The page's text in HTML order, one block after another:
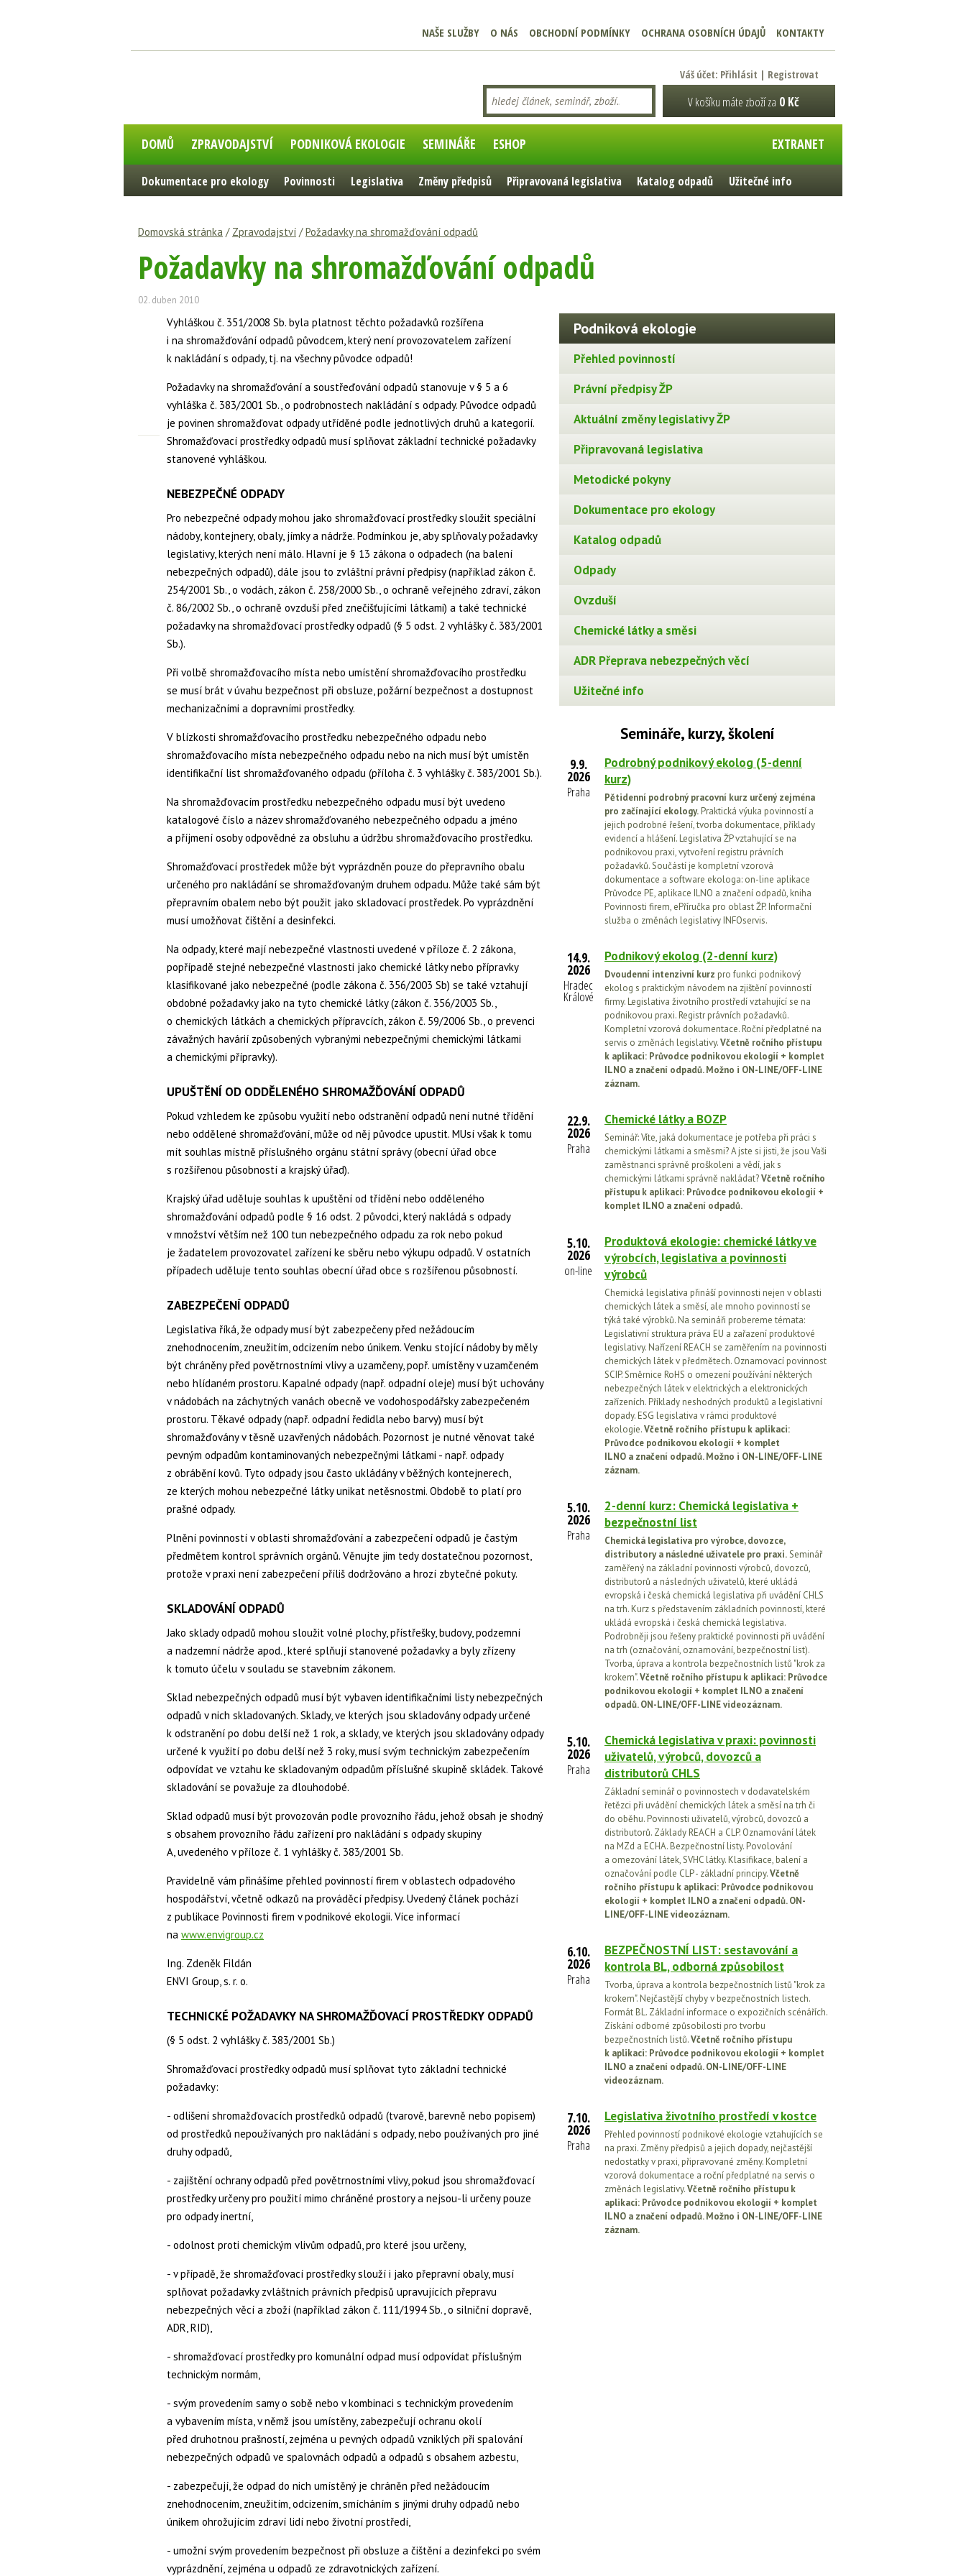
NAŠE SLUŽBY O NÁS OBCHODNÍ PODMÍNKY OCHRANA OSOBNÍCH ÚDAJŮ KONTAKTY
Váš účet: Přihlásit | Registrovat
V košíku máte zboží za 0 Kč
DOMŮ ZPRAVODAJSTVÍ PODNIKOVÁ EKOLOGIE SEMINÁŘE ESHOP EXTRANET
Dokumentace pro ekology Povinnosti Legislativa Změny předpisů Připravovaná legislativa Katalog odpadů Užitečné info
Domovská stránka / Zpravodajství /Požadavky na shromažďování odpadů
Požadavky na shromažďování odpadů
02. duben 2010
Vyhláškou č. 351/2008 Sb. byla platnost těchto požadavků rozšířena
i na shromažďování odpadů původcem, který není provozovatelem zařízení
k nakládání s odpady, tj. na všechny původce odpadů!
Požadavky na shromažďování a soustřeďování odpadů stanovuje v § 5 a 6
vyhláška č. 383/2001 Sb., o podrobnostech nakládání s odpady. Původce odpadů
je povinen shromažďovat odpady utříděné podle jednotlivých druhů a kategorií.
Shromažďovací prostředky odpadů musí splňovat základní technické požadavky
stanovené vyhláškou.
NEBEZPEČNÉ ODPADY
Pro nebezpečné odpady mohou jako shromažďovací prostředky sloužit speciální
nádoby, kontejnery, obaly, jímky a nádrže. Podmínkou je, aby splňovaly požadavky
legislativy, kterých není málo. Hlavní je § 13 zákona o odpadech (na balení
nebezpečných odpadů), dále jsou to zvláštní právní předpisy (například zákon č.
254/2001 Sb., o vodách, zákon č. 258/2000 Sb., o ochraně veřejného zdraví, zákon
č. 86/2002 Sb., o ochraně ovzduší před znečišťujícími látkami) a také technické
požadavky na shromažďovací prostředky odpadů (§ 5 odst. 2 vyhlášky č. 383/2001
Sb.).
Při volbě shromažďovacího místa nebo umístění shromažďovacího prostředku
se musí brát v úvahu bezpečnost při obsluze, požární bezpečnost a dostupnost
mechanizačními a dopravními prostředky.
V blízkosti shromažďovacího prostředku nebezpečného odpadu nebo
shromažďovacího místa nebezpečného odpadu nebo na nich musí být umístěn
identifikační list shromažďovaného odpadu (příloha č. 3 vyhlášky č. 383/2001 Sb.).
Na shromažďovacím prostředku nebezpečného odpadu musí být uvedeno
katalogové číslo a název shromažďovaného nebezpečného odpadu a jméno
a příjmení osoby odpovědné za obsluhu a údržbu shromažďovacího prostředku.
Shromažďovací prostředek může být vyprázdněn pouze do přepravního obalu
určeného pro nakládání se shromažďovaným druhem odpadu. Může také sám být
přepravním obalem nebo být použit jako skladovací prostředek. Po vyprázdnění
musí umožňovat čištění a desinfekci.
Na odpady, které mají nebezpečné vlastnosti uvedené v příloze č. 2 zákona,
popřípadě stejné nebezpečné vlastnosti jako chemické látky nebo přípravky
klasifikované jako nebezpečné (podle zákona č. 356/2003 Sb) se také vztahují
obdobné požadavky jako na tyto chemické látky (zákon č. 356/2003 Sb.,
o chemických látkách a chemických přípravcích, zákon č. 59/2006 Sb., o prevenci
závažných havárií způsobených vybranými nebezpečnými chemickými látkami
a chemickými přípravky).
UPUŠTĚNÍ OD ODDĚLENÉHO SHROMAŽĎOVÁNÍ ODPADŮ
Pokud vzhledem ke způsobu využití nebo odstranění odpadů není nutné třídění
nebo oddělené shromažďování, může od něj původce upustit. MUsí však k tomu
mít souhlas místně příslušného orgánu státní správy (obecní úřad obce
s rozšířenou působností a krajský úřad).
Krajský úřad uděluje souhlas k upuštění od třídění nebo odděleného
shromažďování odpadů podle § 16 odst. 2 původci, který nakládá s odpady
v množství větším než 100 tun nebezpečného odpadu za rok nebo pokud
je žadatelem provozovatel zařízení ke sběru nebo výkupu odpadů. V ostatních
případech uděluje tento souhlas obecní úřad obce s rozšířenou působností.
ZABEZPEČENÍ ODPADŮ
Legislativa říká, že odpady musí být zabezpečeny před nežádoucím
znehodnocením, zneužitím, odcizením nebo únikem. Venku stojící nádoby by měly
být chráněny před povětrnostními vlivy a uzamčeny, popř. umístěny v uzamčeném
nebo hlídaném prostoru. Kapalné odpady (např. odpadní oleje) musí být uchovány
v nádobách na záchytných vanách obecně ve vodohospodářsky zabezpečeném
prostoru. Těkavé odpady (např. odpadní ředidla nebo barvy) musí být
shromažďovány v těsně uzavřených nádobách. Pozornost je nutné věnovat také
pevným odpadům kontaminovaných nebezpečnými látkami - např. odpady
z obrábění kovů. Tyto odpady jsou často ukládány v běžných kontejnerech,
ze kterých mohou nebezpečné látky unikat netěsnostmi. Obdobě to platí pro
prašné odpady.
Plnění povinností v oblasti shromažďování a zabezpečení odpadů je častým
předmětem kontrol správních orgánů. Věnujte jim tedy dostatečnou pozornost,
protože v praxi není zabezpečení příliš dodržováno a hrozí zbytečné pokuty.
SKLADOVÁNÍ ODPADŮ
Jako sklady odpadů mohou sloužit volné plochy, přístřešky, budovy, podzemní
a nadzemní nádrže apod., které splňují stanovené požadavky a byly zřízeny
k tomuto účelu v souladu se stavebním zákonem.
Sklad nebezpečných odpadů musí být vybaven identifikačními listy nebezpečných
odpadů v nich skladovaných. Sklady, ve kterých jsou skladovány odpady určené
k odstranění po dobu delší než 1 rok, a sklady, ve kterých jsou skladovány odpady
určené k využití po dobu delší než 3 roky, musí svým technickým zabezpečením
odpovídat ve vztahu ke skladovaným odpadům příslušné skupině skládek. Takové
skladování se považuje za dlouhodobé.
Sklad odpadů musí být provozován podle provozního řádu, jehož obsah je shodný
s obsahem provozního řádu zařízení pro nakládání s odpady skupiny
A, uvedeného v příloze č. 1 vyhlášky č. 383/2001 Sb.
Pravidelně vám přinášíme přehled povinností firem v oblastech odpadového
hospodářství, včetně odkazů na prováděcí předpisy. Uvedený článek pochází
z publikace Povinnosti firem v podnikové ekologii. Více informací
na www.envigroup.cz
Ing. Zdeněk Fildán
ENVI Group, s. r. o.
TECHNICKÉ POŽADAVKY NA SHROMAŽĎOVACÍ PROSTŘEDKY ODPADŮ
(§ 5 odst. 2 vyhlášky č. 383/2001 Sb.)
Shromažďovací prostředky odpadů musí splňovat tyto základní technické
požadavky:
- odlišení shromažďovacích prostředků odpadů (tvarově, barevně nebo popisem)
od prostředků nepoužívaných pro nakládání s odpady, nebo používaných pro jiné
druhy odpadů,
- zajištění ochrany odpadů před povětrnostními vlivy, pokud jsou shromažďovací
prostředky určeny pro použití mimo chráněné prostory a nejsou-li určeny pouze
pro odpady inertní,
- odolnost proti chemickým vlivům odpadů, pro které jsou určeny,
- v případě, že shromažďovací prostředky slouží i jako přepravní obaly, musí
splňovat požadavky zvláštních právních předpisů upravujících přepravu
nebezpečných věcí a zboží (například zákon č. 111/1994 Sb., o silniční dopravě,
ADR, RID),
- shromažďovací prostředky pro komunální odpad musí odpovídat příslušným
technickým normám,
- svým provedením samy o sobě nebo v kombinaci s technickým provedením
a vybavením místa, v němž jsou umístěny, zabezpečují ochranu okolí
před druhotnou prašností, zejména u pevných odpadů vzniklých při spalování
nebezpečných odpadů ve spalovnách odpadů a odpadů s obsahem azbestu,
- zabezpečují, že odpad do nich umístěný je chráněn před nežádoucím
znehodnocením, zneužitím, odcizením, smícháním s jinými druhy odpadů nebo
únikem ohrožujícím zdraví lidí nebo životní prostředí,
- umožní svým provedením bezpečnost při obsluze a čištění a dezinfekci po svém
vyprázdnění, zejména u odpadů ze zdravotnických zařízení.
Podniková ekologie
Přehled povinností
Právní předpisy ŽP
Aktuální změny legislativy ŽP
Připravovaná legislativa
Metodické pokyny
Dokumentace pro ekology
Katalog odpadů
Odpady
Ovzduší
Chemické látky a směsi
ADR Přeprava nebezpečných věcí
Užitečné info
Semináře, kurzy, školení
9.9.
2026
Praha
Podrobný podnikový ekolog (5-denní
kurz)
Pětidenní podrobný pracovní kurz určený zejména
pro začínající ekology. Praktická výuka povinností a
jejich podrobné řešení, tvorba dokumentace, příklady
evidencí a hlášení. Legislativa ŽP vztahující se na
podnikovou praxi, vytvoření registru právních
požadavků. Součástí je kompletní vzorová
dokumentace a software ekologa: on-line aplikace
Průvodce PE, aplikace ILNO a značení odpadů, kniha
Povinnosti firem, ePříručka pro oblast ŽP. Informační
služba o změnách legislativy INFOservis.
14.9.
2026
Hradec
Králové
Podnikový ekolog (2-denní kurz)
Dvoudenní intenzivní kurz pro funkci podnikový
ekolog s praktickým návodem na zjištění povinností
firmy. Legislativa životního prostředí vztahující se na
podnikovou praxi. Registr právních požadavků.
Kompletní vzorová dokumentace. Roční předplatné na
servis o změnách legislativy.Včetně ročního přístupu
k aplikaci: Průvodce podnikovou ekologií + komplet
ILNO a značení odpadů. Možno i ON-LINE/OFF-LINE
záznam.
22.9.
2026
Praha
Chemické látky a BOZP
Seminář: Víte, jaká dokumentace je potřeba při práci s
chemickými látkami a směsmi? A jste si jisti, že jsou Vaši
zaměstnanci správně proškoleni a vědí, jak s
chemickými látkami správně nakládat?Včetně ročního
přístupu k aplikaci: Průvodce podnikovou ekologií +
komplet ILNO a značení odpadů.
5.10.
2026
on-line
Produktová ekologie: chemické látky ve
výrobcích, legislativa a povinnosti
výrobců
Chemická legislativa přináší povinnosti nejen v oblasti
chemických látek a směsí, ale mnoho povinností se
týká také výrobků. Na semináři probereme témata:
Legislativní struktura práva EU a zařazení produktové
legislativy. Nařízení REACH se zaměřením na povinnosti
chemických látek v předmětech. Oznamovací povinnost
SCIP. Směrnice RoHS o omezení používání některých
nebezpečných látek v elektrických a elektronických
zařízeních. Příklady neshodných produktů a legislativní
dopady. ESG legislativa v rámci produktové
ekologie.Včetně ročního přístupu k aplikaci:
Průvodce podnikovou ekologií + komplet
ILNO a značení odpadů. Možno i ON-LINE/OFF-LINE
záznam.
5.10.
2026
Praha
2-denní kurz: Chemická legislativa +
bezpečnostní list
Chemická legislativa pro výrobce, dovozce,
distributory a následné uživatele pro praxi.Seminář
zaměřený na základní povinnosti výrobců, dovozců,
distributorů a následných uživatelů, které ukládá
evropská i česká chemická legislativa při uvádění CHLS
na trh. Kurz s představením základních povinností, které
ukládá evropská i česká chemická legislativa.
Podrobněji jsou řešeny praktické povinnosti při uvádění
na trh (označování, oznamování, bezpečnostní list).
Tvorba, úprava a kontrola bezpečnostních listů "krok za
krokem".Včetně ročního přístupu k aplikaci: Průvodce
podnikovou ekologií + komplet ILNO a značení
odpadů. ON-LINE/OFF-LINE videozáznam.
5.10.
2026
Praha
Chemická legislativa v praxi: povinnosti
uživatelů, výrobců, dovozců a
distributorů CHLS
Základní seminář o povinnostech v dodavatelském
řetězci při uvádění chemických látek a směsí na trh či
do oběhu. Povinnosti uživatelů, výrobců, dovozců a
distributorů. Základy REACH a CLP. Oznamování látek
na MZd a ECHA. Bezpečnostní listy. Povolování
a omezování látek, SVHC látky. Klasifikace, balení a
označování podle CLP - základní principy.Včetně
ročního přístupu k aplikaci: Průvodce podnikovou
ekologií + komplet ILNO a značení odpadů. ON-
LINE/OFF-LINE videozáznam.
6.10.
2026
Praha
BEZPEČNOSTNÍ LIST: sestavování a
kontrola BL, odborná způsobilost
Tvorba, úprava a kontrola bezpečnostních listů "krok za
krokem". Nejčastější chyby v bezpečnostních listech.
Formát BL. Základní informace o expozičních scénářích.
Získání odborné způsobilosti pro tvorbu
bezpečnostních listů.Včetně ročního přístupu
k aplikaci: Průvodce podnikovou ekologií + komplet
ILNO a značení odpadů. ON-LINE/OFF-LINE
videozáznam.
7.10.
2026
Praha
Legislativa životního prostředí v kostce
Přehled povinností podnikové ekologie vztahujících se
na praxi. Změny předpisů a jejich dopady, nejčastější
nedostatky v praxi, připravované změny. Kompletní
vzorová dokumentace a roční předplatné na servis o
změnách legislativy.Včetně ročního přístupu k
aplikaci: Průvodce podnikovou ekologií + komplet
ILNO a značení odpadů. Možno i ON-LINE/OFF-LINE
záznam.